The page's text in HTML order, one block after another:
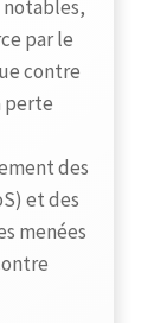
par le
contre
perte
des
et des
menées